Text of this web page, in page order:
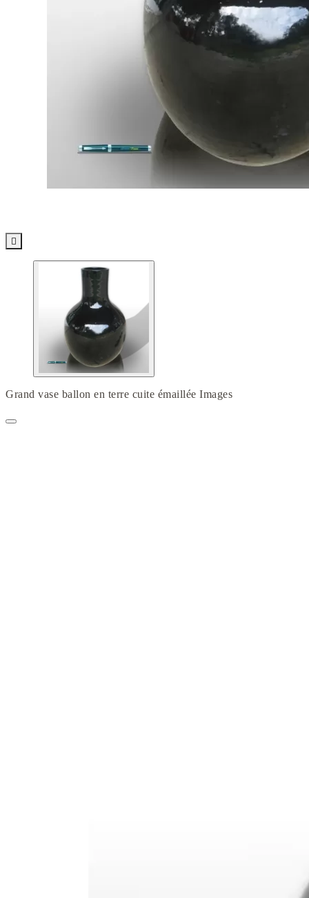

Grand vase ballon en terre cuite émaillée Images